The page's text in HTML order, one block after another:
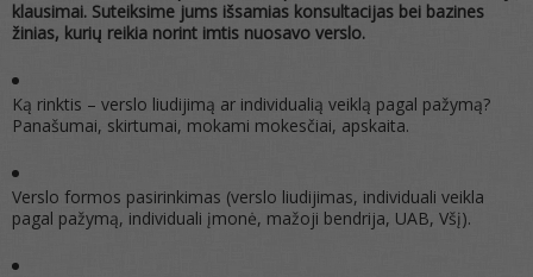
klausimai. Suteiksime jums išsamias konsultacijas bei bazines
žinias, kurių reikia norint imtis nuosavo verslo.
Ką rinktis – verslo liudijimą ar individualią veiklą pagal pažymą?
Panašumai, skirtumai, mokami mokesčiai, apskaita.
Verslo formos pasirinkimas (verslo liudijimas, individuali veikla
pagal pažymą, individuali įmonė, mažoji bendrija, UAB, Všį).